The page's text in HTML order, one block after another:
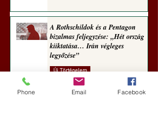
A Rothschildok és a Pentagon
bizalmas feljegyzése: „Hét ország
kiiktatása… Irán végleges
legyőzése”
Új Történelem
6 nappal ezelőtt
Phone Email Facebook